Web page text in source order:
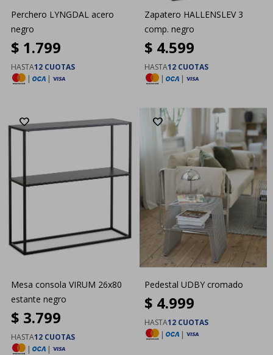
Perchero LYNGDAL acero
negro
$ 1.799
HASTA12 CUOTAS
|
|
Zapatero HALLENSLEV 3
comp. negro
$ 4.599
HASTA12 CUOTAS
|
|
Mesa consola VIRUM 26x80
estante negro
$ 3.799
HASTA12 CUOTAS
|
|
Pedestal UDBY cromado
$ 4.999
HASTA12 CUOTAS
|
|